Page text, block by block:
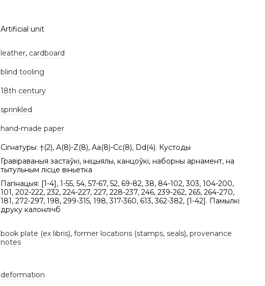
Artificial unit
leather, cardboard
blind tooling
18th century
sprinkled
hand-made paper
Сігнатуры: †(2), A(8)-Z(8), Aa(8)-Cc(8), Dd(4). Кустоды
Гравіраваныя застаўкі, ініцыялы, канцоўкі, наборны арнамент, на
тытульным лісце віньетка
Пагінацыя: [1-4], 1-55, 54, 57-67, 52, 69-82, 38, 84-102, 303, 104-200,
101, 202-222, 232, 224-227, 227, 228-237, 246, 239-262, 265, 264-270,
181, 272-297, 198, 299-315, 198, 317-360, 613, 362-382, [1-42]. Памылкі
друку калонлічб
book plate (ex libris), former locations (stamps, seals), provenance
notes
deformation